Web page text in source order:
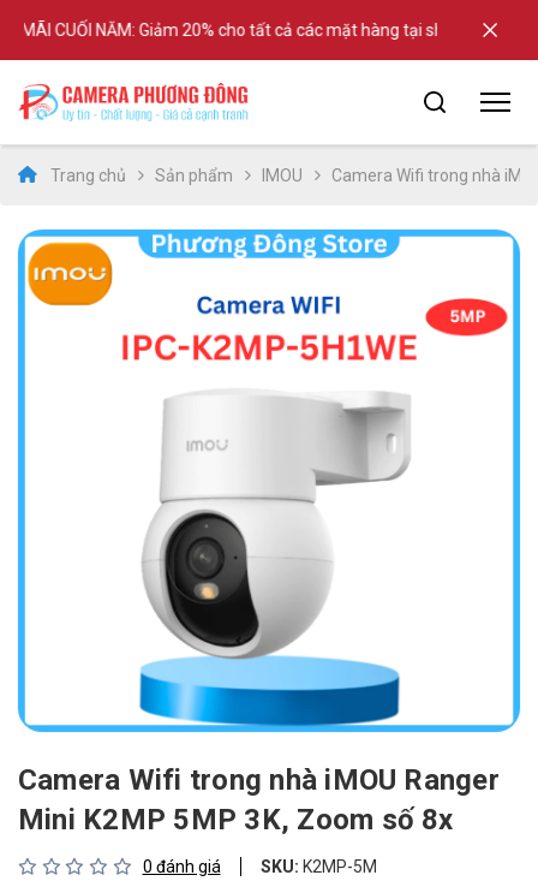
CUỐI NĂM: Giảm 20% cho tất cả các mặt hàng tại shop
Trang chủ Sản phẩm IMOU Camera Wifi trong nhà
Camera Wifi trong nhà iMOU Ranger
Mini K2MP 5MP 3K, Zoom số 8x
0 đánh giá SKU: K2MP-5M